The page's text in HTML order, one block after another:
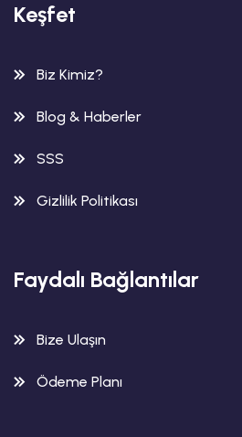
Keşfet
Biz Kimiz?
Blog & Haberler
SSS
Gizlilik Politikası
Faydalı Bağlantılar
Bize Ulaşın
Ödeme Planı